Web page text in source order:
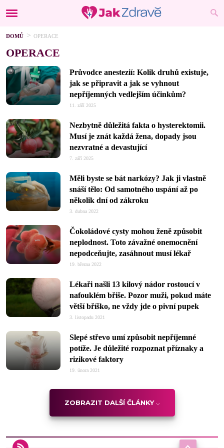
DOMŮ OPERACE
OPERACE
Průvodce anestezií: Kolik druhů existuje,
jak se připravit a jak se vyhnout
nepříjemných vedlejším účinkům?
11. září 2025
Nezbytně důležitá fakta o hysterektomii.
Musí je znát každá žena, dopady jsou
nezvratné a devastující
7. září 2025
Měli byste se bát narkózy? Jak ji vlastně
snáší tělo: Od samotného uspání až po
několik dní od zákroku
3. dubna 2022
Čokoládové cysty mohou ženě způsobit
neplodnost. Toto závažné onemocnění
nepodceňujte, zasáhnout musí lékař
19. března 2022
Lékaři našli 13 kilový nádor rostoucí v
nafouklém břiše. Pozor muži, pokud máte
větší bříško, ne vždy jde o pivní pupek
3. listopadu 2021
Slepé střevo umí způsobit nepříjemné
potíže. Je důležité rozpoznat příznaky a
rizikové faktory
19. února 2021
ZOBRAZIT DALŠÍ ČLÁNKY